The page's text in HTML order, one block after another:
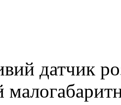
датчик